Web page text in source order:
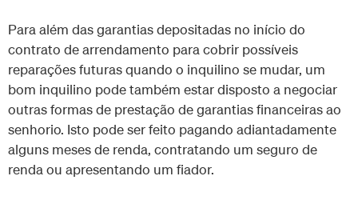
Para além das garantias depositadas no início do
contrato de arrendamento para cobrir possíveis
reparações futuras quando o inquilino se mudar, um
bom inquilino pode também estar disposto a negociar
outras formas de prestação de garantias financeiras ao
senhorio. Isto pode ser feito pagando adiantadamente
alguns meses de renda, contratando um seguro de
renda ou apresentando um fiador.